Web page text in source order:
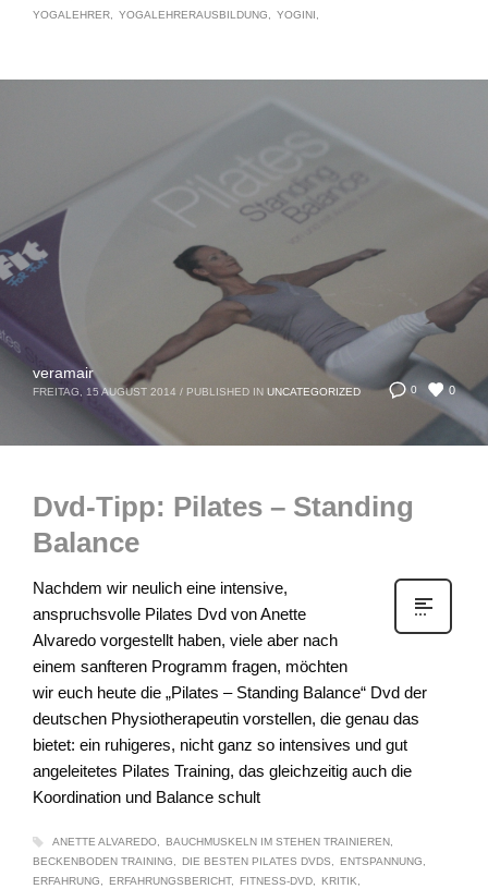
YOGALEHRER
YOGALEHRERAUSBILDUNG YOGINI
0 0
veramair
FREITAG, 15 AUGUST 2014 / PUBLISHED IN UNCATEGORIZED
Dvd-Tipp: Pilates – Standing
Balance
Nachdem wir neulich eine intensive,
anspruchsvolle Pilates Dvd von Anette
Alvaredo vorgestellt haben, viele aber nach
einem sanfteren Programm fragen, möchten
wir euch heute die „Pilates – Standing Balance“ Dvd der
deutschen Physiotherapeutin vorstellen, die genau das
bietet: ein ruhigeres, nicht ganz so intensives und gut
angeleitetes Pilates Training, das gleichzeitig auch die
Koordination und Balance schult
ANETTE ALVAREDO
BAUCHMUSKELN IM STEHEN TRAINIEREN
BECKENBODEN TRAINING
DIE BESTEN PILATES DVDS
ENTSPANNUNG
ERFAHRUNG
ERFAHRUNGSBERICHT FITNESS-DVD
KRITIK